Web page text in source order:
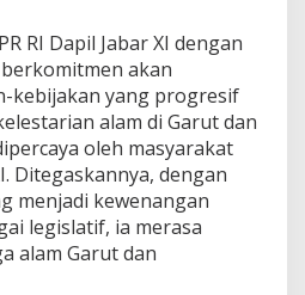
RI Dapil Jabar XI dengan
akan
kebijakan yang progresif
alam di Garut dan
oleh masyarakat
Ditegaskannya, dengan
menjadi kewenangan
legislatif, ia merasa
alam Garut dan